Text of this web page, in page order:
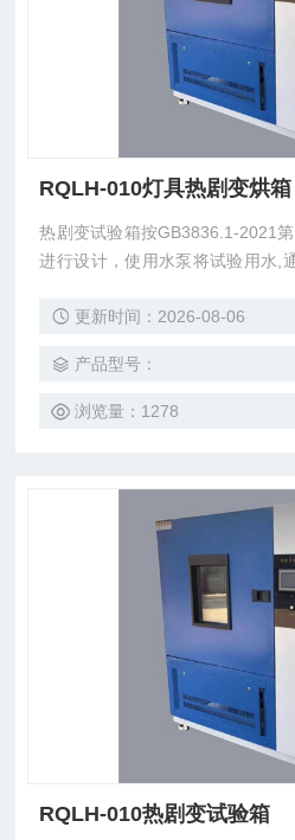
RQLH-010灯具热剧变烘箱
热剧变试验箱按GB3836.1-2021
进行设计，使用水泵将试验用水,
是否破裂。
更新时间：2026-08-06
产品型号：
浏览量：1278
RQLH-010热剧变试验箱